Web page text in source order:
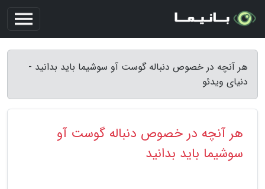
هر آنچه در خصوص دنباله گوست آو سوشیما باید بدانید -
دنیای ویدئو
هر آنچه در خصوص دنباله گوست آو
سوشیما باید بدانید